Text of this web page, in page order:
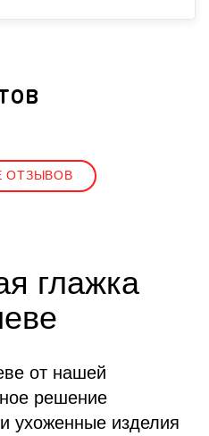
ОТЗЫВОВ
глажка
от нашей
решение
ухоженные изделия